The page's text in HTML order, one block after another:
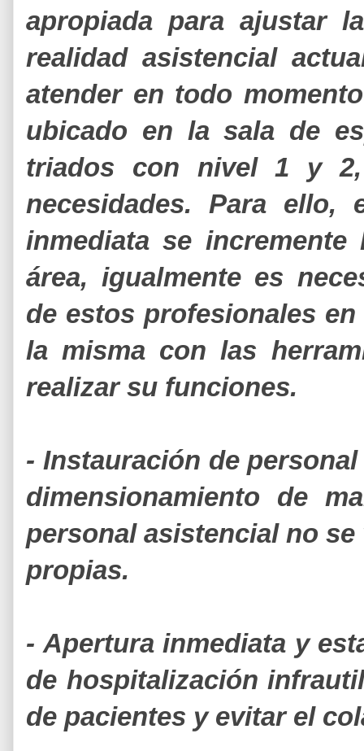
apropiada para ajustar
realidad asistencial
atender en todo
ubicado en la sala de
triados con nivel 1 y
necesidades. Para ello,
inmediata se
área, igualmente es
de estos profesionales
la misma con las
realizar su funciones.
- Instauración de
dimensionamiento de
personal asistencial no
propias.
- Apertura inmediata y
de hospitalización
de pacientes y evitar el